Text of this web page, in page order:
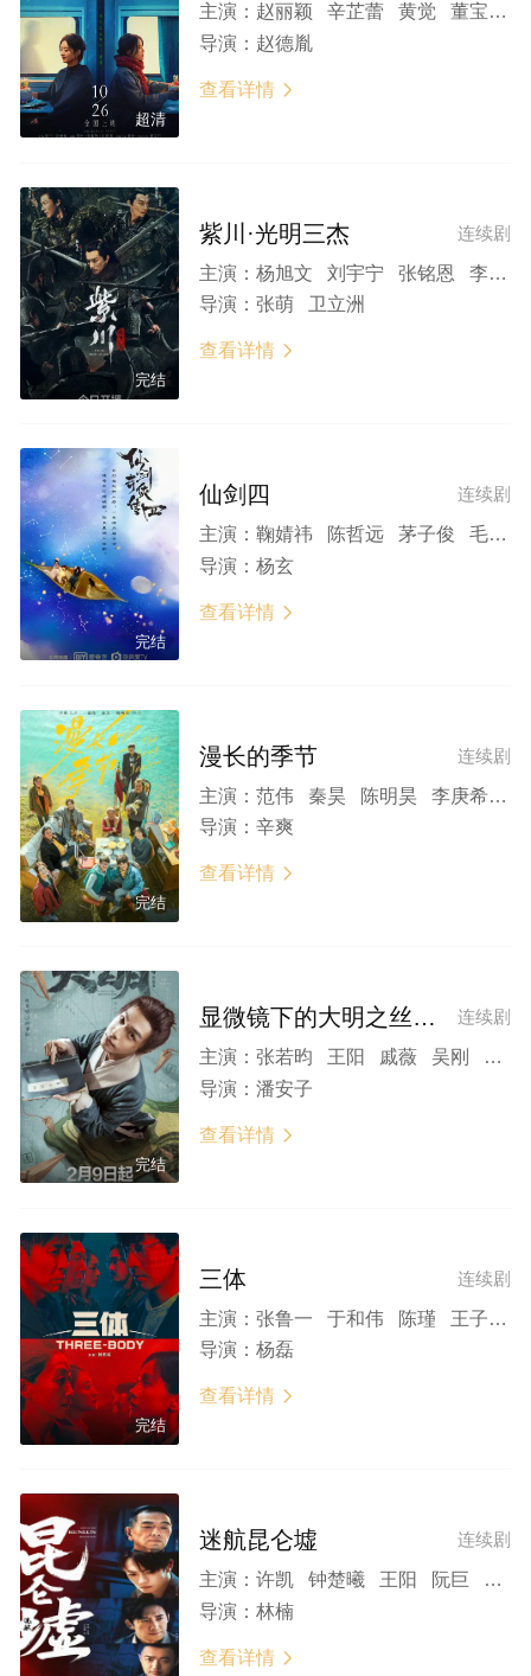
超清
主演： 赵丽颖 辛芷蕾 黄觉 董宝石 安沺 小爱 王梓薇 张帆 冯雪雅 韩玺曈 杭程宇 崔俊 甫枭虎 李延 张会苓 王福安
导演： 赵德胤
查看详情 
完结
连续剧
紫川·光明三杰
主演： 杨旭文 刘宇宁 张铭恩 李墨之 蔡卓音 马少骅 修庆 张帆 黄昊月 郝汉 刘星鹤 张译文 吴赫伦 陈泇文 李果
导演： 张萌 卫立洲
查看详情 
完结
连续剧
仙剑四
主演： 鞠婧祎 陈哲远 茅子俊 毛晓慧 王媛可 张帆 汪铎 陈楚河 李欣泽 李沐宸
导演： 杨玄
查看详情 
完结
连续剧
漫长的季节
主演： 范伟 秦昊 陈明昊 李庚希 刘奕铁 蒋奇明 刘琳 史彭元 侯岩松 林晓杰 王佳佳 杨一威 唐曾 张帆
导演： 辛爽
查看详情 
完结
连续剧
显微镜下的大明之丝绢案
主演： 张若昀 王阳 戚薇 吴刚 高亚麟 费启鸣 侯岩松 翟小兴 房子斌 王同辉 汤梦佳 尹铸胜 张帆 钱漪
导演： 潘安子
查看详情 
完结
连续剧
三体
主演： 张鲁一 于和伟 陈瑾 王子文 林永健 李小冉 张帆 白客
导演： 杨磊
查看详情 
连续剧
迷航昆仑墟
主演： 许凯 钟楚曦 王阳 阮巨 张晨光 洪剑涛 孟阿赛 包贝尔 张馨予 黑泽 盖雨嘉 马启越 何奉天 程涛 张帆 左金珠 左二龙 韩姝妹 强宇 吴雨峰 威力斯 高曙光 何赛飞 陈紫函
导演： 林楠
查看详情 